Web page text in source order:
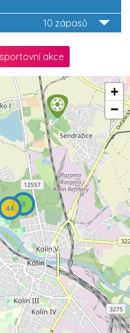
10 zápasů
sportovní akce
8
44
+
−